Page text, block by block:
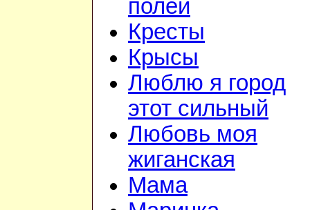
полей
Кресты
Крысы
Люблю я город
этот сильный
Любовь моя
жиганская
Мама